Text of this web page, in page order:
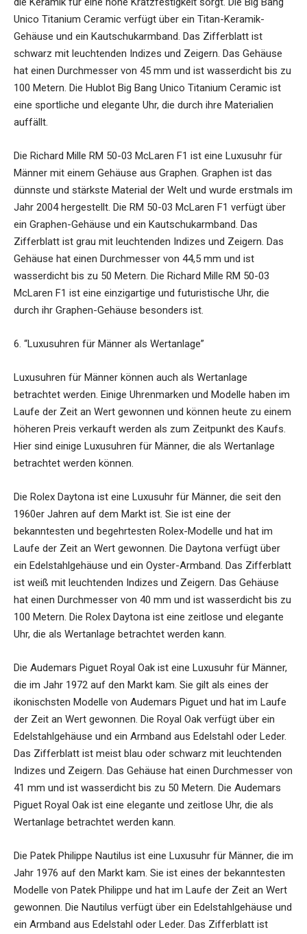
Unico Titanium Ceramic verfügt über ein Titan-Keramik-
Gehäuse und ein Kautschukarmband. Das Zifferblatt ist
schwarz mit leuchtenden Indizes und Zeigern. Das Gehäuse
hat einen Durchmesser von 45 mm und ist wasserdicht bis zu
100 Metern. Die Hublot Big Bang Unico Titanium Ceramic ist
eine sportliche und elegante Uhr, die durch ihre Materialien
auffällt.
Die Richard Mille RM 50-03 McLaren F1 ist eine Luxusuhr für
Männer mit einem Gehäuse aus Graphen. Graphen ist das
dünnste und stärkste Material der Welt und wurde erstmals im
Jahr 2004 hergestellt. Die RM 50-03 McLaren F1 verfügt über
ein Graphen-Gehäuse und ein Kautschukarmband. Das
Zifferblatt ist grau mit leuchtenden Indizes und Zeigern. Das
Gehäuse hat einen Durchmesser von 44,5 mm und ist
wasserdicht bis zu 50 Metern. Die Richard Mille RM 50-03
McLaren F1 ist eine einzigartige und futuristische Uhr, die
durch ihr Graphen-Gehäuse besonders ist.
6. “Luxusuhren für Männer als Wertanlage”
Luxusuhren für Männer können auch als Wertanlage
betrachtet werden. Einige Uhrenmarken und Modelle haben im
Laufe der Zeit an Wert gewonnen und können heute zu einem
höheren Preis verkauft werden als zum Zeitpunkt des Kaufs.
Hier sind einige Luxusuhren für Männer, die als Wertanlage
betrachtet werden können.
Die Rolex Daytona ist eine Luxusuhr für Männer, die seit den
1960er Jahren auf dem Markt ist. Sie ist eine der
bekanntesten und begehrtesten Rolex-Modelle und hat im
Laufe der Zeit an Wert gewonnen. Die Daytona verfügt über
ein Edelstahlgehäuse und ein Oyster-Armband. Das Zifferblatt
ist weiß mit leuchtenden Indizes und Zeigern. Das Gehäuse
hat einen Durchmesser von 40 mm und ist wasserdicht bis zu
100 Metern. Die Rolex Daytona ist eine zeitlose und elegante
Uhr, die als Wertanlage betrachtet werden kann.
Die Audemars Piguet Royal Oak ist eine Luxusuhr für Männer,
die im Jahr 1972 auf den Markt kam. Sie gilt als eines der
ikonischsten Modelle von Audemars Piguet und hat im Laufe
der Zeit an Wert gewonnen. Die Royal Oak verfügt über ein
Edelstahlgehäuse und ein Armband aus Edelstahl oder Leder.
Das Zifferblatt ist meist blau oder schwarz mit leuchtenden
Indizes und Zeigern. Das Gehäuse hat einen Durchmesser von
41 mm und ist wasserdicht bis zu 50 Metern. Die Audemars
Piguet Royal Oak ist eine elegante und zeitlose Uhr, die als
Wertanlage betrachtet werden kann.
Die Patek Philippe Nautilus ist eine Luxusuhr für Männer, die im
Jahr 1976 auf den Markt kam. Sie ist eines der bekanntesten
Modelle von Patek Philippe und hat im Laufe der Zeit an Wert
gewonnen. Die Nautilus verfügt über ein Edelstahlgehäuse und
ein Armband aus Edelstahl oder Leder. Das Zifferblatt ist